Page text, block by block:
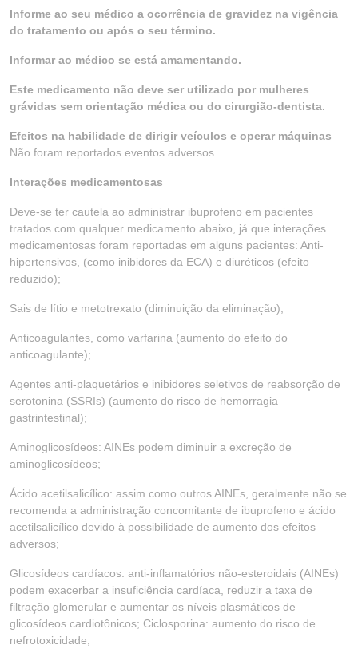
Informe ao seu médico a ocorrência de gravidez na vigência
do tratamento ou após o seu término.
Informar ao médico se está amamentando.
Este medicamento não deve ser utilizado por mulheres
grávidas sem orientação médica ou do cirurgião-dentista.
Efeitos na habilidade de dirigir veículos e operar máquinas
Não foram reportados eventos adversos.
Interações medicamentosas
Deve-se ter cautela ao administrar ibuprofeno em pacientes
tratados com qualquer medicamento abaixo, já que interações
medicamentosas foram reportadas em alguns pacientes: Anti-
hipertensivos, (como inibidores da ECA) e diuréticos (efeito
reduzido);
Sais de lítio e metotrexato (diminuição da eliminação);
Anticoagulantes, como varfarina (aumento do efeito do
anticoagulante);
Agentes anti-plaquetários e inibidores seletivos de reabsorção de
serotonina (SSRIs) (aumento do risco de hemorragia
gastrintestinal);
Aminoglicosídeos: AINEs podem diminuir a excreção de
aminoglicosídeos;
Ácido acetilsalicílico: assim como outros AINEs, geralmente não se
recomenda a administração concomitante de ibuprofeno e ácido
acetilsalicílico devido à possibilidade de aumento dos efeitos
adversos;
Glicosídeos cardíacos: anti-inflamatórios não-esteroidais (AINEs)
podem exacerbar a insuficiência cardíaca, reduzir a taxa de
filtração glomerular e aumentar os níveis plasmáticos de
glicosídeos cardiotônicos; Ciclosporina: aumento do risco de
nefrotoxicidade;